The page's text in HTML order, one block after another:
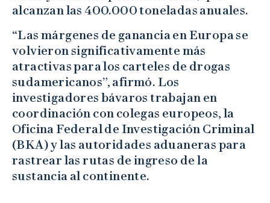
alcanzan las 400.000 toneladas anuales.
“Las márgenes de ganancia en Europa se
volvieron significativamente más
atractivas para los carteles de drogas
sudamericanos”, afirmó. Los
investigadores bávaros trabajan en
coordinación con colegas europeos, la
Oficina Federal de Investigación Criminal
(BKA) y las autoridades aduaneras para
rastrear las rutas de ingreso de la
sustancia al continente.